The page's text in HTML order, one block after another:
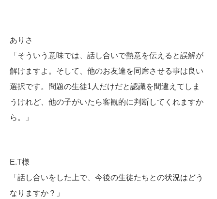
ありさ
「そういう意味では、話し合いで熱意を伝えると誤解が
解けますよ。そして、他のお友達を同席させる事は良い
選択です。問題の生徒1人だけだと認識を間違えてしま
うけれど、他の子がいたら客観的に判断してくれますか
ら。」
E.T様
「話し合いをした上で、今後の生徒たちとの状況はどう
なりますか？」